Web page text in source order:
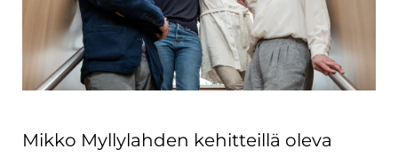
Mikko Myllylahden kehitteillä oleva